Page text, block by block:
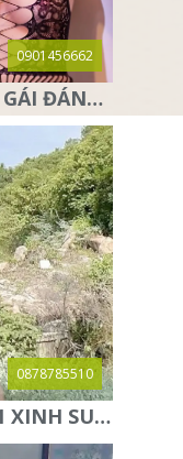
0901456662
[HOT] THIÊN AN - EM GÁI ĐÁNG YÊU, DỄ THƯƠNG,RẤT DÂM
0878785510
HOTGIRL TUỆ NHI 2K1 XINH SUGGAR BABY TUYỆT HÀNG MỚI